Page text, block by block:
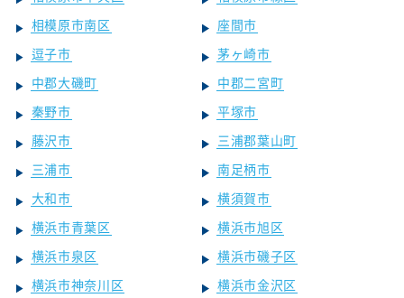
相模原市南区
座間市
逗子市
茅ヶ崎市
中郡大磯町
中郡二宮町
秦野市
平塚市
藤沢市
三浦郡葉山町
三浦市
南足柄市
大和市
横須賀市
横浜市青葉区
横浜市旭区
横浜市泉区
横浜市磯子区
横浜市神奈川区
横浜市金沢区